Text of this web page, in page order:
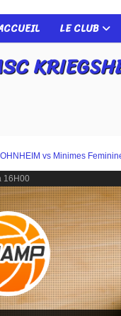
LE CLUB
OHNHEIM vs Minimes
16H00